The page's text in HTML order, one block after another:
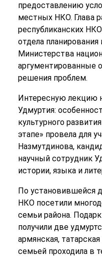
предоставлению
местных НКО. Глава
республиканских
отдела планирования
Министерства
аргументированные
решения проблем.
Интересную лекцию
Удмуртия:
культурного
этапе» провела для
Назмутдинова,
научный сотрудник
истории, языка и
По установившейся
НКО посетили
семьи района.
получили две
армянская,
семьей проходила в